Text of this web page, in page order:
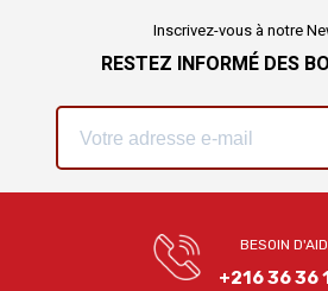
Inscrivez-vous à notre
RESTEZ INFORMÉ DES
BESOIN
+216 36 36